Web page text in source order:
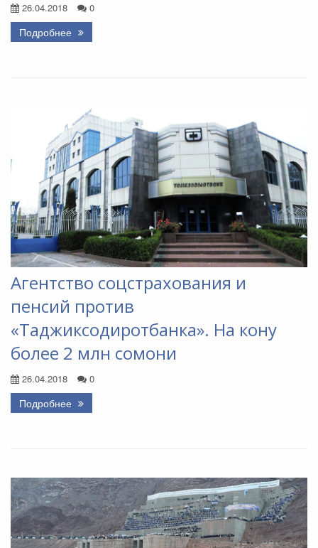
26.04.2018 0
Подробнее
Агентство соцстрахования и
пенсий против
«Таджиксодиротбанка». На кону
более 2 млн сомони
26.04.2018 0
Подробнее